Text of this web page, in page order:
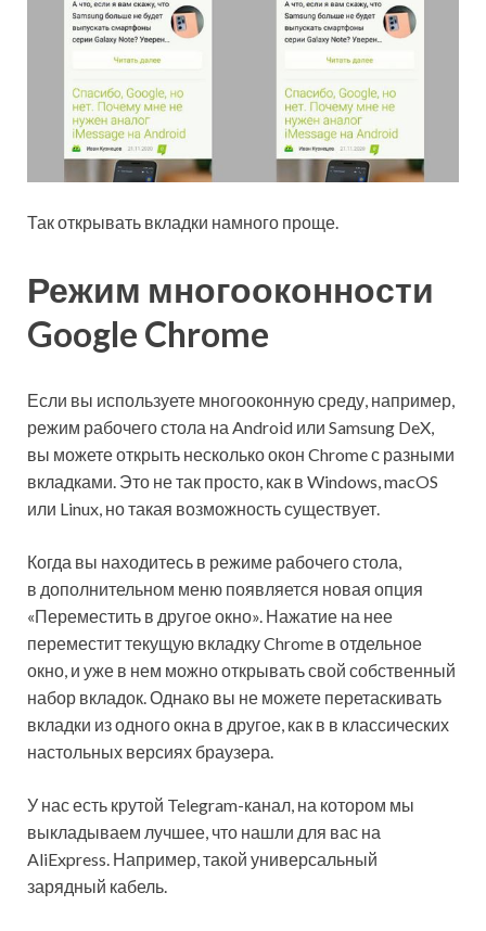
Так открывать вкладки намного проще.
Режим многооконности
Google Chrome
Если вы используете многооконную среду, например,
режим рабочего стола на Android или Samsung DeX,
вы можете открыть несколько окон Chrome с разными
вкладками. Это не так просто, как в Windows, macOS
или Linux, но такая возможность существует.
Когда вы находитесь в режиме рабочего стола,
в дополнительном меню появляется новая опция
«Переместить в другое окно». Нажатие на нее
переместит текущую вкладку Chrome в отдельное
окно, и уже в нем можно открывать свой собственный
набор вкладок. Однако вы не можете перетаскивать
вкладки из одного окна в другое, как в в классических
настольных версиях браузера.
У нас есть крутой Telegram-канал, на котором мы
выкладываем лучшее, что нашли для вас на
AliExpress. Например, такой универсальный
зарядный кабель.